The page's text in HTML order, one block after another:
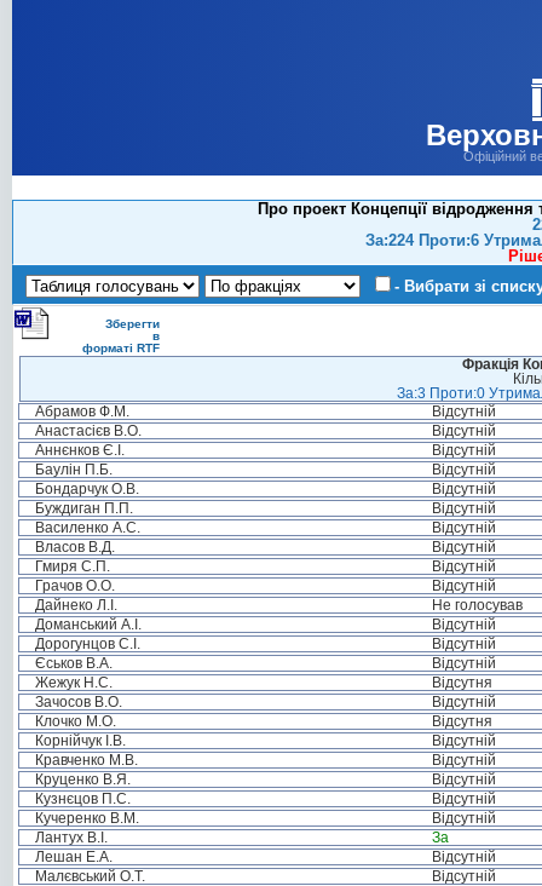
Офіційний
Про проект Концепції відродження
За:224 Проти:6
- Вибрати зі
Зберегти
в
форматі RTF
Фракція
За:3 Проти:0
Абрамов Ф.М.
Відсутній
Анастасієв В.О.
Відсутній
Аннєнков Є.І.
Відсутній
Баулін П.Б.
Відсутній
Бондарчук О.В.
Відсутній
Буждиган П.П.
Відсутній
Василенко А.С.
Відсутній
Власов В.Д.
Відсутній
Гмиря С.П.
Відсутній
Грачов О.О.
Відсутній
Дайнеко Л.І.
Не голосував
Доманський А.І.
Відсутній
Дорогунцов С.І.
Відсутній
Єськов В.А.
Відсутній
Жежук Н.С.
Відсутня
Зачосов В.О.
Відсутній
Клочко М.О.
Відсутня
Корнійчук І.В.
Відсутній
Кравченко М.В.
Відсутній
Круценко В.Я.
Відсутній
Кузнєцов П.С.
Відсутній
Кучеренко В.М.
Відсутній
Лантух В.І.
За
Лешан Е.А.
Відсутній
Малєвський О.Т.
Відсутній